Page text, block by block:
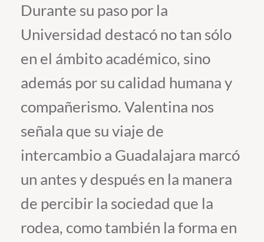
Pregrado
Postgrado
Formación Continua
Estudiantes
Académicos
Durante su paso por la
Universidad destacó no tan sólo
en el ámbito académico, sino
además por su calidad humana y
compañerismo. Valentina nos
señala que su viaje de
intercambio a Guadalajara marcó
un antes y después en la manera
de percibir la sociedad que la
rodea, como también la forma en